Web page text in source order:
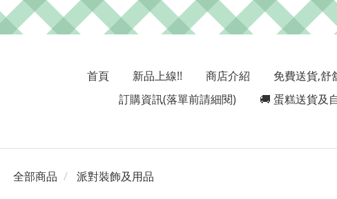
首頁 新品上線!! 商店介紹
免費送貨,舒
訂購資訊(落單前請細閱)
🚚 蛋糕送貨及
全部商品 派對裝飾及用品